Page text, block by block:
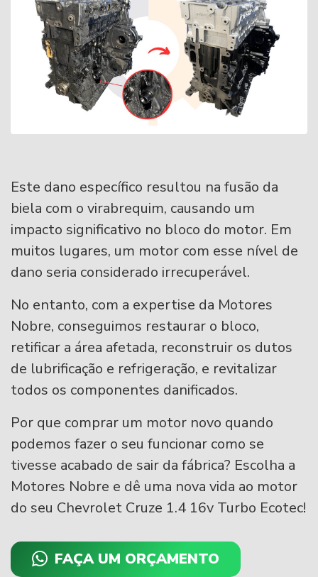
Este dano específico resultou na fusão da
biela com o virabrequim, causando um
impacto significativo no bloco do motor. Em
muitos lugares, um motor com esse nível de
dano seria considerado irrecuperável.
No entanto, com a expertise da Motores
Nobre, conseguimos restaurar o bloco,
retificar a área afetada, reconstruir os dutos
de lubrificação e refrigeração, e revitalizar
todos os componentes danificados.
Por que comprar um motor novo quando
podemos fazer o seu funcionar como se
tivesse acabado de sair da fábrica? Escolha a
Motores Nobre e dê uma nova vida ao motor
do seu Chevrolet Cruze 1.4 16v Turbo Ecotec!
FAÇA UM ORÇAMENTO